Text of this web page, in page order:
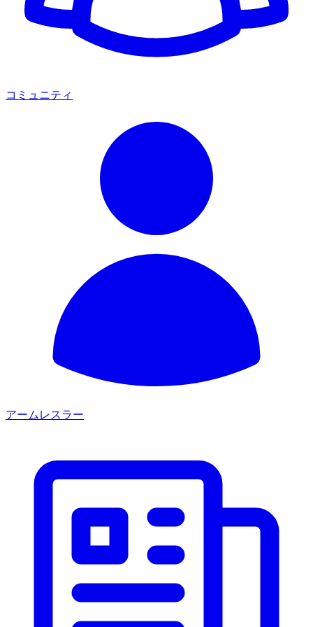
コミュニティ
アームレスラー